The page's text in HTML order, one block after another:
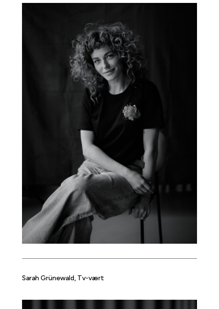
Sarah Grünewald, Tv-vært